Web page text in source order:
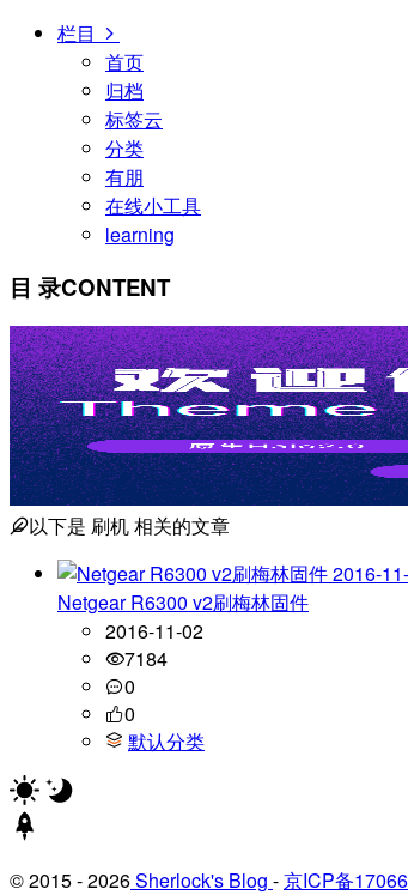
栏目
首页
归档
标签云
分类
有朋
在线小工具
learning
目 录CONTENT
以下是 刷机相关的文章
2016-
Netgear R6300 v2刷梅林固件
2016-11-02
7184
0
0
默认分类
© 2015 - 2026Sherlock's Blog -京ICP备